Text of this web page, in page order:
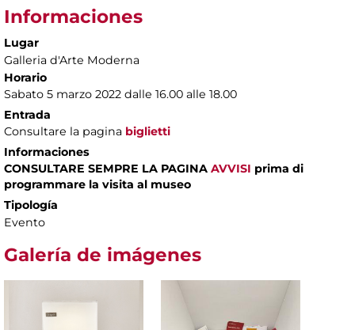
Informaciones
Lugar
Galleria d'Arte Moderna
Horario
Sabato 5 marzo 2022 dalle 16.00 alle 18.00
Entrada
Consultare la pagina biglietti
Informaciones
CONSULTARE SEMPRE LA PAGINA AVVISI prima di
programmare la visita al museo
Tipología
Evento
Galería de imágenes